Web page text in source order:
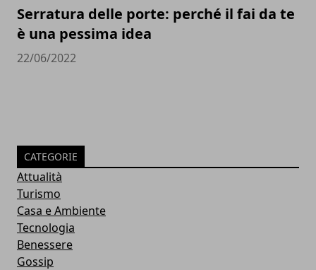
Serratura delle porte: perché il fai da te
è una pessima idea
22/06/2022
CATEGORIE
Attualità
Turismo
Casa e Ambiente
Tecnologia
Benessere
Gossip